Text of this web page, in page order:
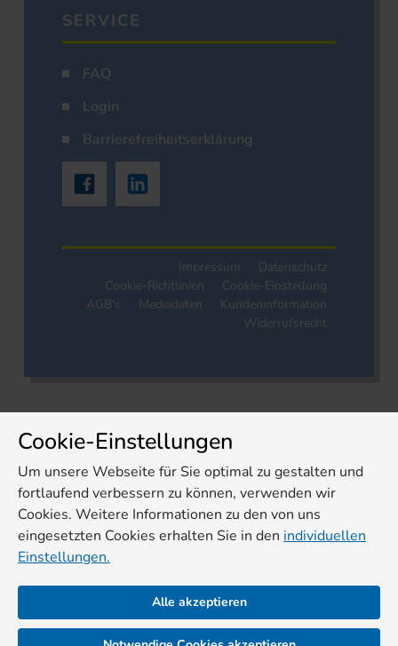
SERVICE
FAQ
Login
Barrierefreiheitserklärung
Impressum
Datenschutz
Cookie-Richtlinien
Cookie-Einstellung
AGB's
Mediadaten
Kundeninformation
Widerrufsrecht
Cookie-Einstellungen
Um unsere Webseite für Sie optimal zu gestalten und
fortlaufend verbessern zu können, verwenden wir
Cookies. Weitere Informationen zu den von uns
eingesetzten Cookies erhalten Sie in den individuellen
Einstellungen.
Alle akzeptieren